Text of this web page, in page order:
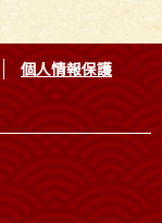
個人情報保護